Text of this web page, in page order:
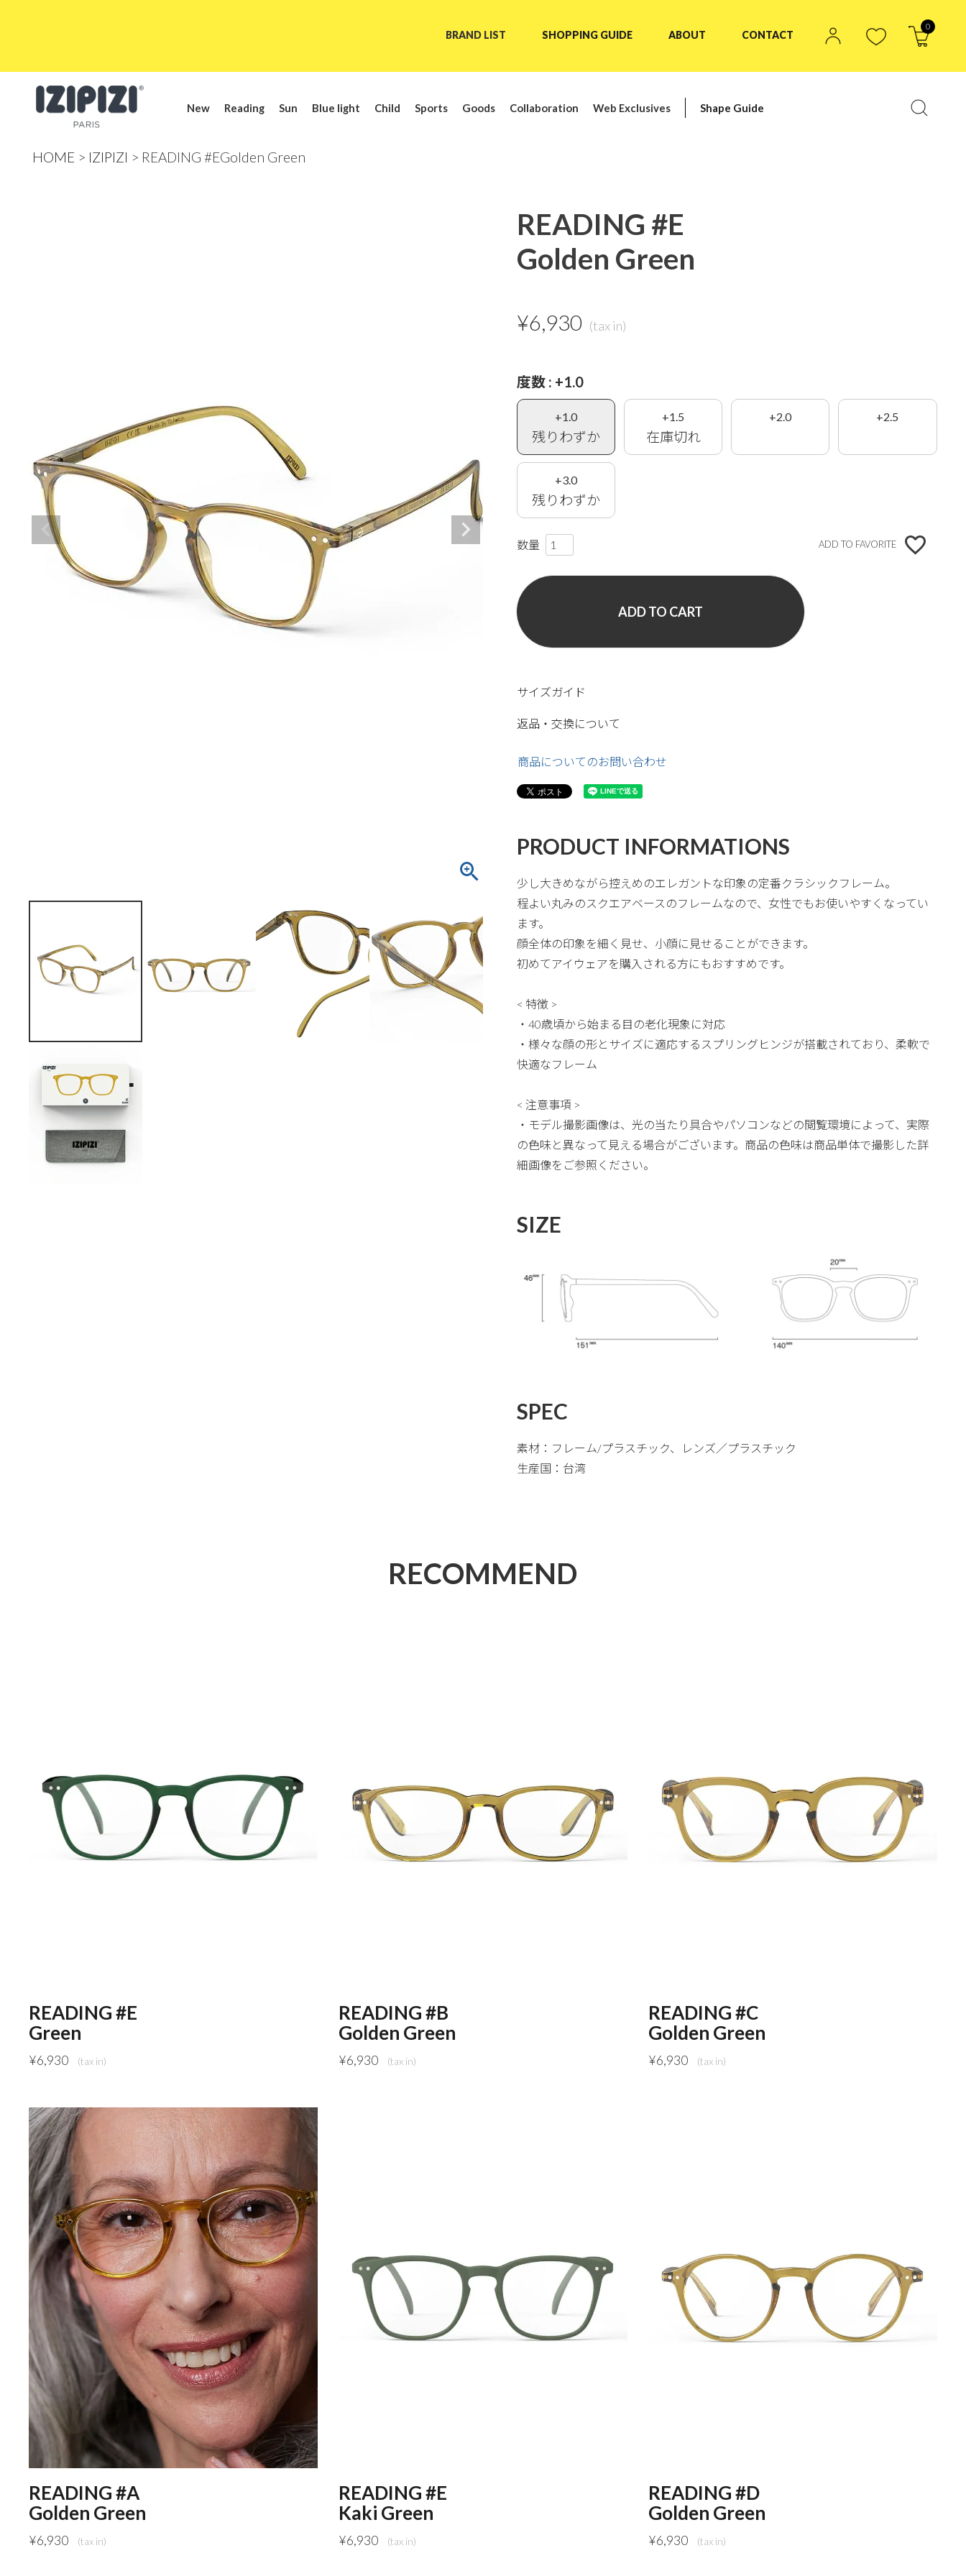
BRAND LIST SHOPPING GUIDE ABOUT CONTACT
0
New Reading Sun Blue light Child Sports Goods Collaboration Web Exclusives Shape Guide
HOME IZIPIZI READING #EGolden Green
READING #E
Golden Green
¥6,930
度数 +1.0
+1.0
残りわずか
+1.5
在庫切れ
+2.0 +2.5
+3.0
残りわずか
ADD TO FAVORITE
ADD TO CART
サイズガイド
返品・交換について
商品についてのお問い合わせ
PRODUCT INFORMATIONS
少し大きめながら控えめのエレガントな印象の定番クラシックフレーム。
程よい丸みのスクエアベースのフレームなので、女性でもお使いやすくなってい
ます。
顔全体の印象を細く見せ、小顔に見せることができます。
初めてアイウェアを購入される方にもおすすめです。
< 特徴 >
・40歳頃から始まる目の老化現象に対応
・様々な顔の形とサイズに適応するスプリングヒンジが搭載されており、柔軟で
快適なフレーム
< 注意事項 >
・モデル撮影画像は、光の当たり具合やパソコンなどの閲覧環境によって、実際
の色味と異なって見える場合がございます。商品の色味は商品単体で撮影した詳
細画像をご参照ください。
SIZE
SPEC
素材：フレーム/プラスチック、レンズ／プラスチック
生産国：台湾
RECOMMEND
READING #E
Green
¥6,930
READING #B
Golden Green
¥6,930
READING #C
Golden Green
¥6,930
READING #A
Golden Green
¥6,930
READING #E
Kaki Green
¥6,930
READING #D
Golden Green
¥6,930